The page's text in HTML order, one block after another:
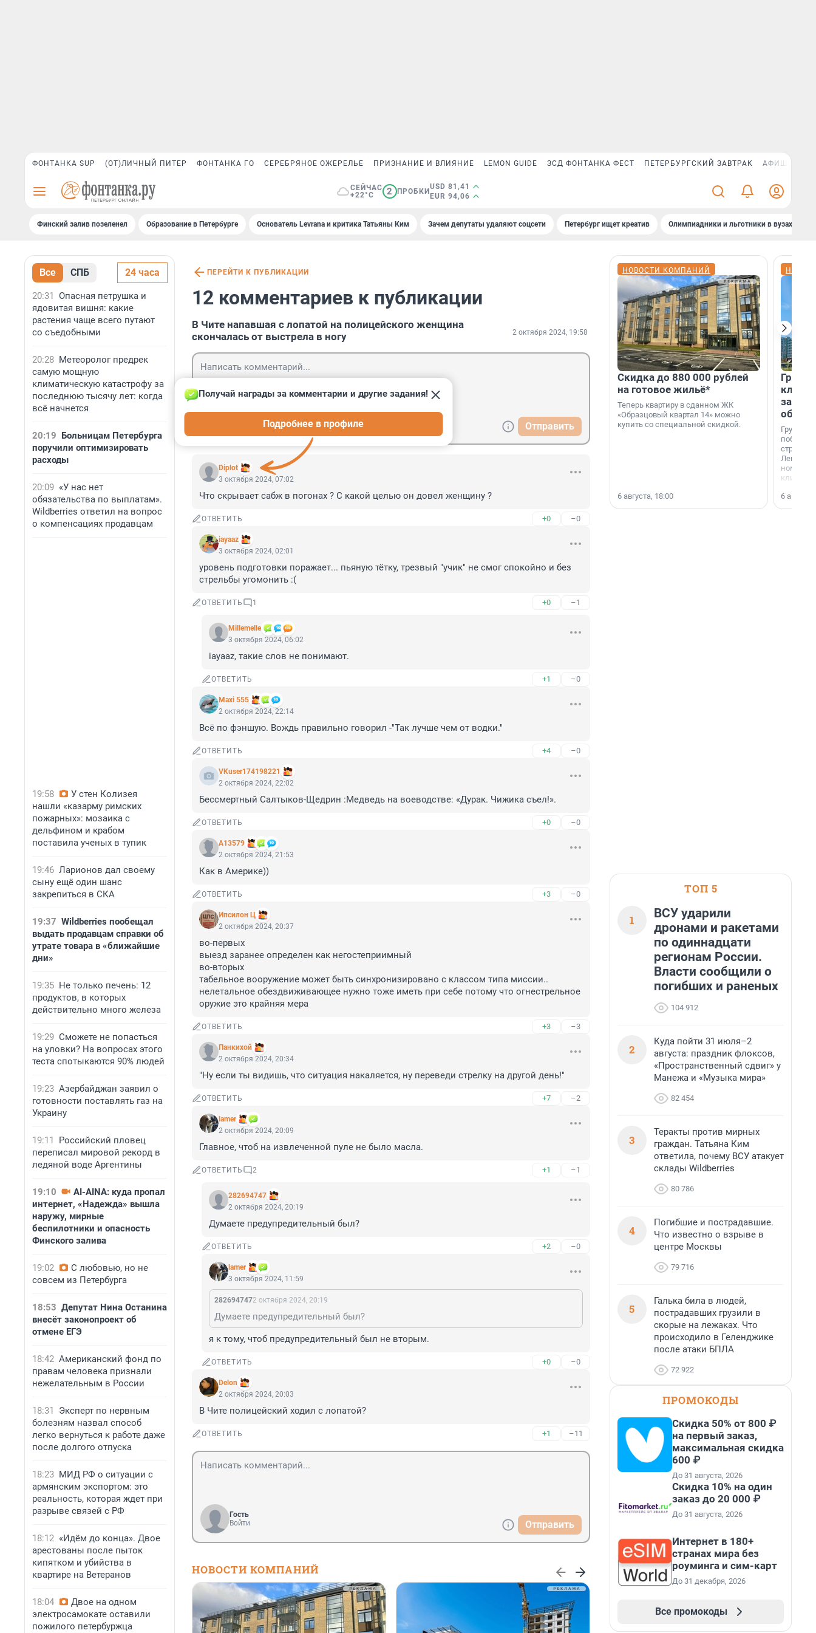
ФОНТАНКА SUP (ОТ)ЛИЧНЫЙ ПИТЕР ФОНТАНКА ГО СЕРЕБРЯНОЕ ОЖЕРЕЛЬЕ ПРИЗНАНИЕ И ВЛИЯНИЕ LEMON GUIDE ЗСД ФОНТАНКА ФЕСТ ПЕТЕРБУРГСКИЙ ЗАВТРАК АФИША PLUS
СЕЙЧАС
+22°C
2 ПРОБКИ
USD 81,41
EUR 94,06
Финский залив позеленел Образование в Петербурге Основатель Levrana и критика Татьяны Ким Зачем депутаты удаляют соцсети Петербург ищет креатив Олимпиадники и льготники в вузах СПб
Все СПБ 24 часа
20:31 Опасная петрушка и
ядовитая вишня: какие
растения чаще всего путают
со съедобными
20:28 Метеоролог предрек
самую мощную
климатическую катастрофу за
последнюю тысячу лет: когда
всё начнется
20:19 Больницам Петербурга
поручили оптимизировать
расходы
20:09 «У нас нет
обязательства по выплатам».
Wildberries ответил на вопрос
о компенсациях продавцам
19:58
У стен Колизея
нашли «казарму римских
пожарных»: мозаика с
дельфином и крабом
поставила ученых в тупик
19:46 Ларионов дал своему
сыну ещё один шанс
закрепиться в СКА
19:37 Wildberries пообещал
выдать продавцам справки об
утрате товара в «ближайшие
дни»
19:35 Не только печень: 12
продуктов, в которых
действительно много железа
19:29 Сможете не попасться
на уловки? На вопросах этого
теста спотыкаются 90% людей
19:23 Азербайджан заявил о
готовности поставлять газ на
Украину
19:11
Российский пловец
переписал мировой рекорд в
ледяной воде Аргентины
19:10
AI-AINA: куда пропал
интернет, «Надежда» вышла
наружу, мирные
беспилотники и опасность
Финского залива
19:02
С любовью, но не
совсем из Петербурга
18:53 Депутат Нина Останина
внесёт законопроект об
отмене ЕГЭ
18:42 Американский фонд по
правам человека признали
нежелательным в России
18:31
Эксперт по нервным
болезням назвал способ
легко вернуться к работе даже
после долгого отпуска
18:23 МИД РФ о ситуации с
армянским экспортом: это
реальность, которая ждет при
разрыве связей с РФ
18:12 «Идём до конца». Двое
арестованы после пыток
кипятком и убийства в
квартире на Ветеранов
18:04
Двое на одном
электросамокате оставили
пожилого петербуржца
ПЕРЕЙТИ К ПУБЛИКАЦИИ
12 комментариев к публикации
В Чите напавшая с лопатой на полицейского женщина
скончалась от выстрела в ногу
2 октября 2024, 19:58
Отправить
Diplot
Получай награды за комментарии и другие задания!
Подробнее в профиле
3 октября 2024, 07:02
Что скрывает сабж в погонах ? С какой целью он довел женщину ?
ОТВЕТИТЬ +0 –0
iayaaz
3 октября 2024, 02:01
уровень подготовки поражает... пьяную тётку, трезвый "учик" не смог спокойно и без
стрельбы угомонить :(
ОТВЕТИТЬ 1 +0 –1
Мillemelle
3 октября 2024, 06:02
iayaaz, такие слов не понимают.
ОТВЕТИТЬ +1 –0
Maxi 555
2 октября 2024, 22:14
Всё по фэншую. Вождь правильно говорил -"Так лучше чем от водки."
ОТВЕТИТЬ +4 –0
VKuser174198221
2 октября 2024, 22:02
Бессмертный Салтыков-Щедрин :Медведь на воеводстве: «Дурак. Чижика съел!».
ОТВЕТИТЬ +0 –0
А13579
2 октября 2024, 21:53
Как в Америке))
ОТВЕТИТЬ +3 –0
Ипсилон Ц
2 октября 2024, 20:37
во-первых
выезд заранее определен как негостеприимный
во-вторых
табельное вооружение может быть синхронизировано с классом типа миссии..
нелетальное обездвиживающее нужно тоже иметь при себе потому что огнестрельное
оружие это крайняя мера
ОТВЕТИТЬ +3 –3
Панкихой
2 октября 2024, 20:34
"Ну если ты видишь, что ситуация накаляется, ну переведи стрелку на другой день!"
ОТВЕТИТЬ +7 –2
lamer
2 октября 2024, 20:09
Главное, чтоб на извлеченной пуле не было масла.
ОТВЕТИТЬ 2 +1 –1
282694747
2 октября 2024, 20:19
Думаете предупредительный был?
ОТВЕТИТЬ +2 –0
lamer
3 октября 2024, 11:59
2826947472 октября 2024, 20:19
Думаете предупредительный был?
я к тому, чтоб предупредительный был не вторым.
ОТВЕТИТЬ +0 –0
Delon
2 октября 2024, 20:03
В Чите полицейский ходил с лопатой?
ОТВЕТИТЬ +1 –11
Гость
Войти
Отправить
НОВОСТИ КОМПАНИЙ
НОВОСТИ КОМПАНИЙ
Скидка до 880 000 рублей
на готовое жильё*
Теперь квартиру в сданном ЖК
«Образцовый квартал 14» можно
купить со специальной скидкой.
6 августа, 18:00
Группа
области».
6
ТОП 5
1
ВСУ ударили
дронами и ракетами
по одиннадцати
регионам России.
Власти сообщили о
погибших и раненых
104 912
2
Куда пойти 31 июля–2
августа: праздник флоксов,
«Пространственный сдвиг» у
Манежа и «Музыка мира»
82 454
3
Теракты против мирных
граждан. Татьяна Ким
ответила, почему ВСУ атакует
склады Wildberries
80 786
4
Погибшие и пострадавшие.
Что известно о взрыве в
центре Москвы
79 716
5
Галька била в людей,
пострадавших грузили в
скорые на лежаках. Что
происходило в Геленджике
после атаки БПЛА
72 922
ПРОМОКОДЫ
Скидка 50% от 800 ₽
на первый заказ,
максимальная скидка
600 ₽
До 31 августа, 2026
Скидка 10% на один
заказ до 20 000 ₽
До 31 августа, 2026
Интернет в 180+
странах мира без
роуминга и сим-карт
До 31 декабря, 2026
Все промокоды